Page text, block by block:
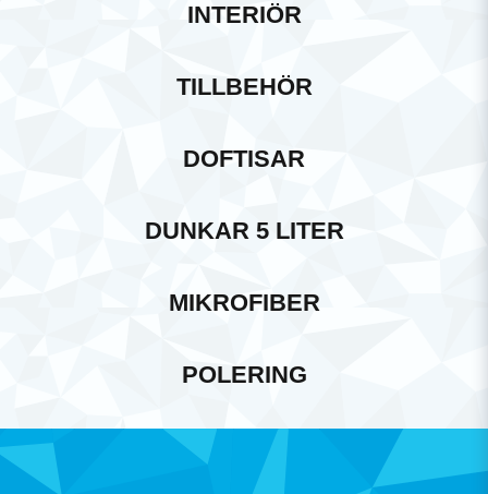
INTERIÖR
TILLBEHÖR
DOFTISAR
DUNKAR 5 LITER
MIKROFIBER
POLERING